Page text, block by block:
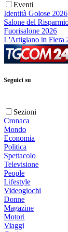
Eventi
Identità Golose 2026
Salone del
Fuorisalone 2026
L'Artigiano in Fiera
Seguici su
Sezioni
Cronaca
Mondo
Economia
Politica
Spettacolo
Televisione
People
Lifestyle
Videogiochi
Donne
Magazine
Motori
Viaggi